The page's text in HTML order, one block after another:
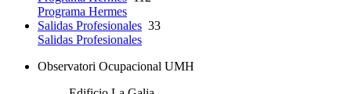
Programa Hermes
Salidas Profesionales 33
Salidas Profesionales
Observatori Ocupacional UMH